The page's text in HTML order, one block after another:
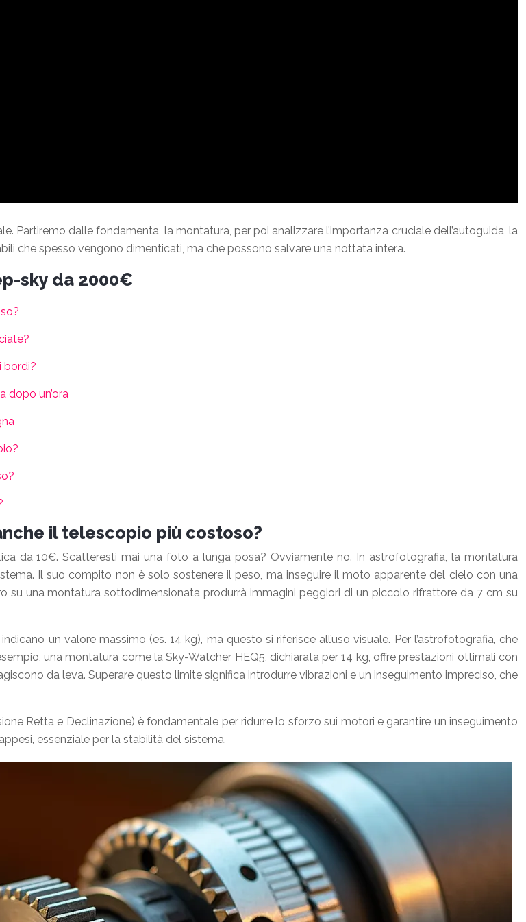
Partiremo dalle fondamenta, la montatura, per poi analizzare l’importanza cruciale dell’autoguida, la
che spesso vengono dimenticati, ma che possono salvare una nottata intera.
sky da 2000€
bordi?
dopo un’ora
il telescopio più costoso?
da 10€. Scatteresti mai una foto a lunga posa? Ovviamente no. In astrofotografia, la montatura
Il suo compito non è solo sostenere il peso, ma inseguire il moto apparente del cielo con una
su una montatura sottodimensionata produrrà immagini peggiori di un piccolo rifrattore da 7 cm su
un valore massimo (es. 14 kg), ma questo si riferisce all’uso visuale. Per l’astrofotografia, che
una montatura come la Sky-Watcher HEQ5, dichiarata per 14 kg, offre prestazioni ottimali con
da leva. Superare questo limite significa introdurre vibrazioni e un inseguimento impreciso, che
Retta e Declinazione) è fondamentale per ridurre lo sforzo sui motori e garantire un inseguimento
essenziale per la stabilità del sistema.